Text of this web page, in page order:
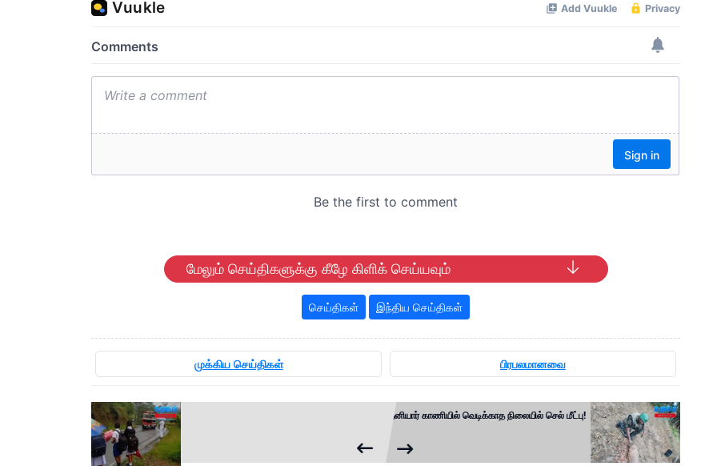
மேலும் செய்திகளுக்கு கீழே கிளிக் செய்யவும்
செய்திகள் இந்திய செய்திகள்
முக்கிய செய்திகள் பிரபலமானவை
தனியார் காணியில் வெடிக்காத நிலையில் செல் மீட்பு!